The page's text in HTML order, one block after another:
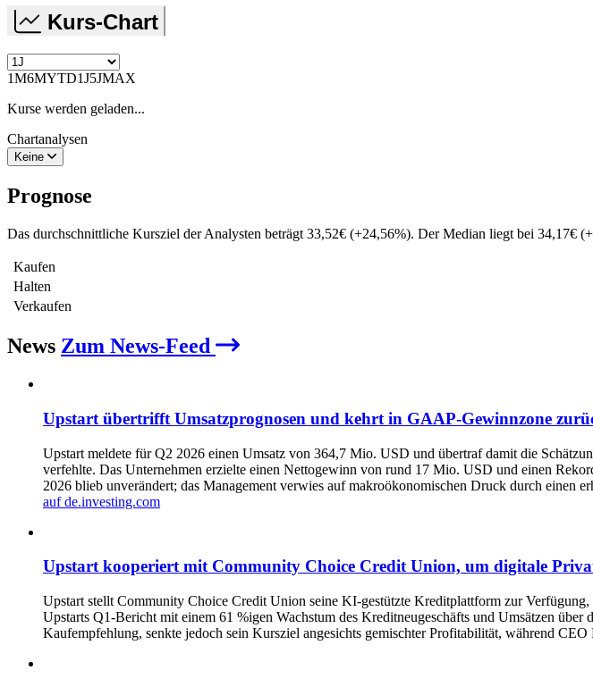
Kurs-Chart
1M6MYTD1J5JMAX
Kurse werden geladen...
Chartanalysen
Keine
Prognose
Das durchschnittliche Kursziel der Analysten beträgt 33,52€ (+24,56%). Der Median liegt bei 34,17€ (+
Kaufen
Halten
Verkaufen
News Zum News-Feed
Upstart übertrifft Umsatzprognosen und kehrt in GAAP‑Gewinnzone
Upstart meldete für Q2 2026 einen Umsatz von 364,7 Mio. USD und übertraf damit die
verfehlte. Das Unternehmen erzielte einen Nettogewinn von rund 17 Mio. USD und einen
2026 blieb unverändert; das Management verwies auf makroökonomischen Druck durch einen
auf de.investing.com
Upstart kooperiert mit Community Choice Credit Union, um digitale
Upstart stellt Community Choice Credit Union seine KI-gestützte Kreditplattform zur
Upstarts Q1-Bericht mit einem 61 %igen Wachstum des Kreditneugeschäfts und Umsätzen
Kaufempfehlung, senkte jedoch sein Kursziel angesichts gemischter Profitabilität, während